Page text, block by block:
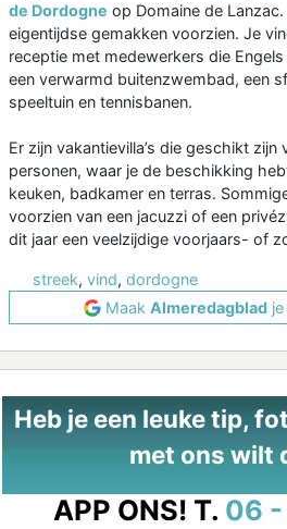
de Dordogne op Domaine de
eigentijdse gemakken voorzien. Je
receptie met medewerkers die
een verwarmd buitenzwembad, een
speeltuin en tennisbanen.
Er zijn vakantievilla’s die geschikt
personen, waar je de beschikking
keuken, badkamer en terras.
voorzien van een jacuzzi of een
dit jaar een veelzijdige voorjaars- of
streek, vind, dordogne
Maak Almeredagbladje
Heb je een leuke tip,
met ons wilt
APP ONS! T. 06 -